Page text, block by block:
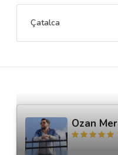
🌟 Müşteri
Kariyer
Çatalca
Ozan